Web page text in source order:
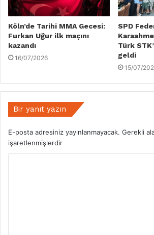
Köln’de Tarihi MMA Gecesi:
Furkan Uğur ilk maçını
kazandı
16/07/2026
SPD
Türk
geldi
15/07/
Bir yanıt yazın
E-posta adresiniz yayınlanmayacak. Gerekli
işaretlenmişlerdir